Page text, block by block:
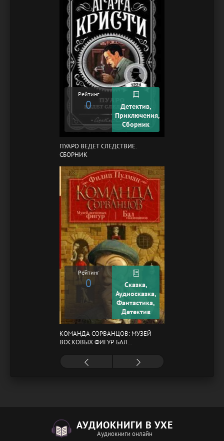
Рейтинг
0
Детектив,
Приключения,
Сборник
ПУАРО ВЕДЕТ СЛЕДСТВИЕ.
СБОРНИК
Рейтинг
0
Сказка,
Аудиосказка,
Фантастика,
Детектив
КОМАНДА СОРВАНЦОВ: МУЗЕЙ
ВОСКОВЫХ ФИГУР. БАЛ
АУДИОКНИГИ В УХЕ
Аудиокниги онлайн